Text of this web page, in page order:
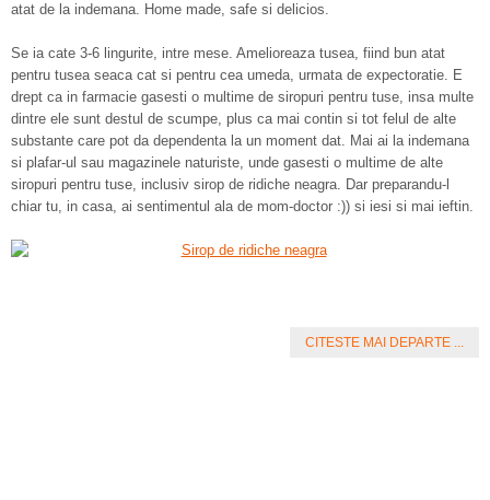
atat de la indemana. Home made, safe si delicios.
Se ia cate 3-6 lingurite, intre mese. Amelioreaza tusea, fiind bun atat
pentru tusea seaca cat si pentru cea umeda, urmata de expectoratie. E
drept ca in farmacie gasesti o multime de siropuri pentru tuse, insa multe
dintre ele sunt destul de scumpe, plus ca mai contin si tot felul de alte
substante care pot da dependenta la un moment dat. Mai ai la indemana
si plafar-ul sau magazinele naturiste, unde gasesti o multime de alte
siropuri pentru tuse, inclusiv sirop de ridiche neagra. Dar preparandu-l
chiar tu, in casa, ai sentimentul ala de mom-doctor :)) si iesi si mai ieftin.
CITESTE MAI DEPARTE ...